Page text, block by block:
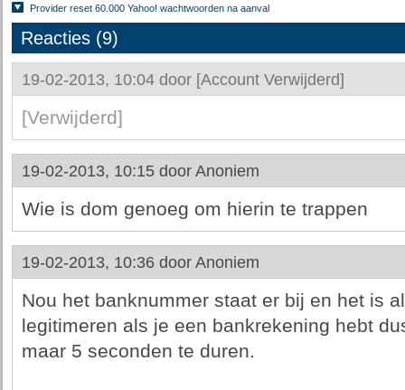
Provider reset 60.000 Yahoo! wachtwoorden na aanval
Reacties (9)
19-02-2013, 10:04 door [Account Verwijderd]
[Verwijderd]
19-02-2013, 10:15 door Anoniem
Wie is dom genoeg om hierin te trappen
19-02-2013, 10:36 door Anoniem
Nou het banknummer staat er bij en het is
legitimeren als je een bankrekening hebt
maar 5 seconden te duren.